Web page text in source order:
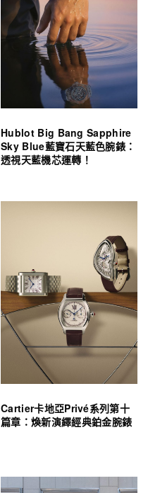
Hublot Big Bang Sapphire
Sky Blue藍寶石天藍色腕錶：
透視天藍機芯運轉！
Cartier卡地亞Privé系列第十
篇章：煥新演繹經典鉑金腕錶